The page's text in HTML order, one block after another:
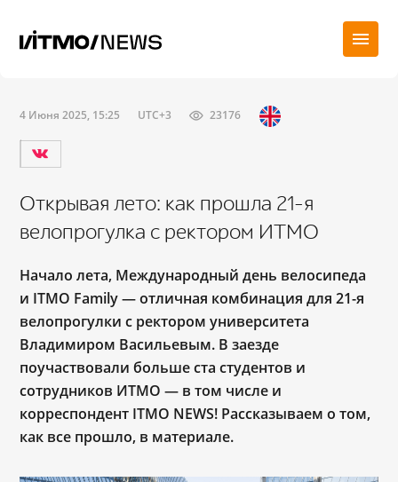
4 Июня 2025, 15:25 UTC+3 23176
Открывая лето: как прошла 21-я
велопрогулка с ректором ИТМО
Начало лета, Международный день велосипеда
и ITMO Family — отличная комбинация для 21-я
велопрогулки с ректором университета
Владимиром Васильевым. В заезде
поучаствовали больше ста студентов и
сотрудников ИТМО — в том числе и
корреспондент ITMO NEWS! Рассказываем о том,
как все прошло, в материале.